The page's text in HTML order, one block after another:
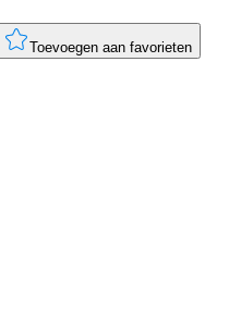
Toevoegen aan favorieten